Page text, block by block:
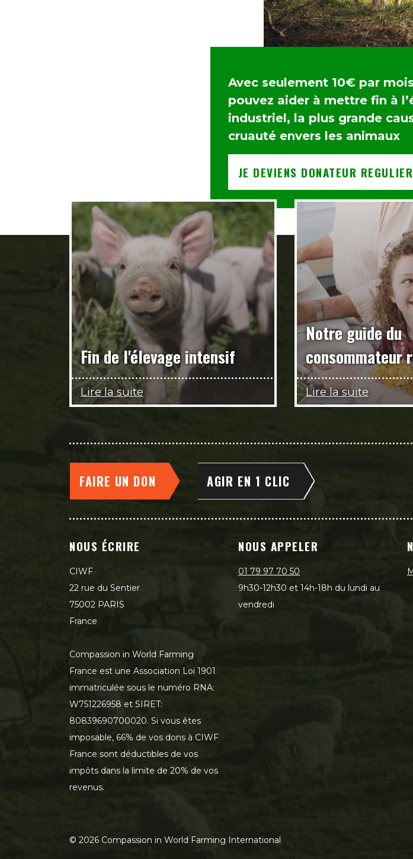
Avec seulement 10€ par
pouvez aider à mettre fin à
industriel, la plus grande
cruauté envers les animaux
JE DEVIENS DONATEUR REGULIER
Fin de l'élevage intensif
Lire la suite
Notre guide du
consommateur
Lire la suite
FAIRE UN DON AGIR EN 1 CLIC
NOUS ÉCRIRE
CIWF
22 rue du Sentier
75002 PARIS
France
Compassion in World Farming
France est une Association Loi 1901
immatriculée sous le numéro RNA:
W751226958 et SIRET:
80839690700020. Si vous êtes
imposable, 66% de vos dons à CIWF
France sont déductibles de vos
impôts dans la limite de 20% de vos
revenus.
NOUS APPELER
01 79 97 70 50
9h30-12h30 et 14h-18h du lundi au
vendredi
© 2026 Compassion in World Farming International